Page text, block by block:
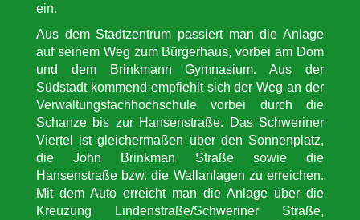
ein.
Aus dem Stadtzentrum passiert man die Anlage
auf seinem Weg zum Bürgerhaus, vorbei am Dom
und dem Brinkmann Gymnasium. Aus der
Südstadt kommend empfiehlt sich der Weg an der
Verwaltungsfachhochschule vorbei durch die
Schanze bis zur Hansenstraße. Das Schweriner
Viertel ist gleichermaßen über den Sonnenplatz,
die John Brinkman Straße sowie die
Hansenstraße bzw. die Wallanlagen zu erreichen.
Mit dem Auto erreicht man die Anlage über die
Kreuzung Lindenstraße/Schweriner Straße,